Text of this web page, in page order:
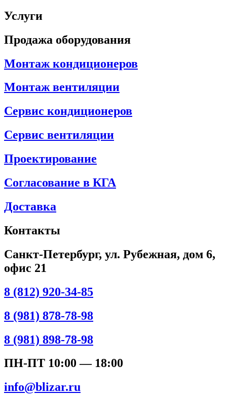
Услуги
Продажа оборудования
Монтаж кондиционеров
Монтаж вентиляции
Сервис кондиционеров
Сервис вентиляции
Проектирование
Согласование в КГА
Доставка
Контакты
Санкт-Петербург, ул. Рубежная, дом 6,
офис 21
8 (812) 920-34-85
8 (981) 878-78-98
8 (981) 898-78-98
ПН-ПТ 10:00 — 18:00
info@blizar.ru